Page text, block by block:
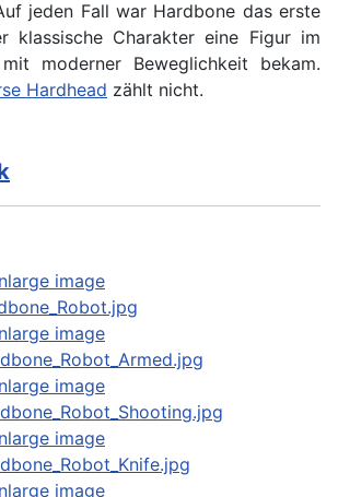
jeden Fall war Hardbone das erste
klassische Charakter eine Figur im
mit moderner Beweglichkeit bekam.
Hardhead zählt nicht.